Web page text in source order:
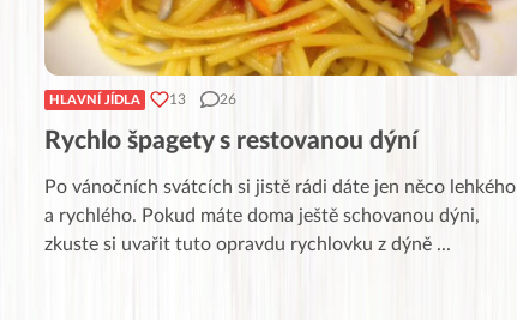
HLAVNÍ JÍDLA 13 26
Rychlo špagety s restovanou dýní
Po vánočních svátcích si jistě rádi dáte jen něco lehkého
a rychlého. Pokud máte doma ještě schovanou dýni,
zkuste si uvařit tuto opravdu rychlovku z dýně ...